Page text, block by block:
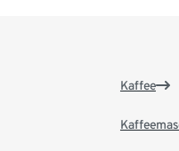
Kaffee